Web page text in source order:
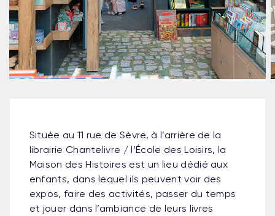
Située au 11 rue de Sèvre, à l’arrière de la
librairie Chantelivre / l’École des Loisirs, la
Maison des Histoires est un lieu dédié aux
enfants, dans lequel ils peuvent voir des
expos, faire des activités, passer du temps
et jouer dans l’ambiance de leurs livres